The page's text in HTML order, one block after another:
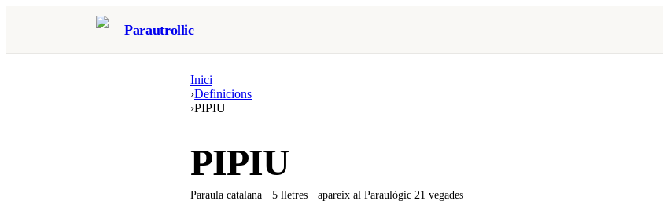
Parautrollic
Inici
›Definicions
›PIPIU
PIPIU
Paraula catalana · 5 lletres · apareix al Paraulògic 21 vegades